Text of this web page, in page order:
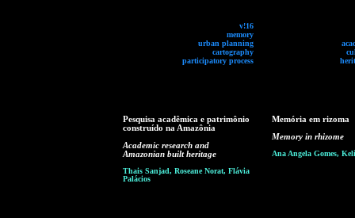
v!16
memory
urban planning
cartography
participatory process
Pesquisa acadêmica e patrimônio
construído na Amazônia
Academic research and
Amazonian built heritage
Thais Sanjad, Roseane Norat, Flávia
Palácios
Memória em rizoma
Memory in rhizome
Ana Angela Gomes,